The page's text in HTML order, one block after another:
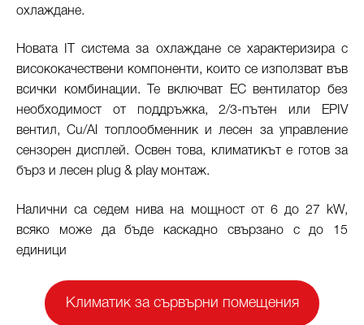
охлаждане.
Новата IT система за охлаждане се характеризира с
висококачествени компоненти, които се използват във
всички комбинации. Те включват EC вентилатор без
необходимост от поддръжка, 2/3-пътен или EPIV
вентил, Cu/Al топлообменник и лесен за управление
сензорен дисплей. Освен това, климатикът е готов за
бърз и лесен plug & play монтаж.
Налични са седем нива на мощност от 6 до 27 kW,
всяко може да бъде каскадно свързано с до 15
единици
Климатик за сървърни помещения